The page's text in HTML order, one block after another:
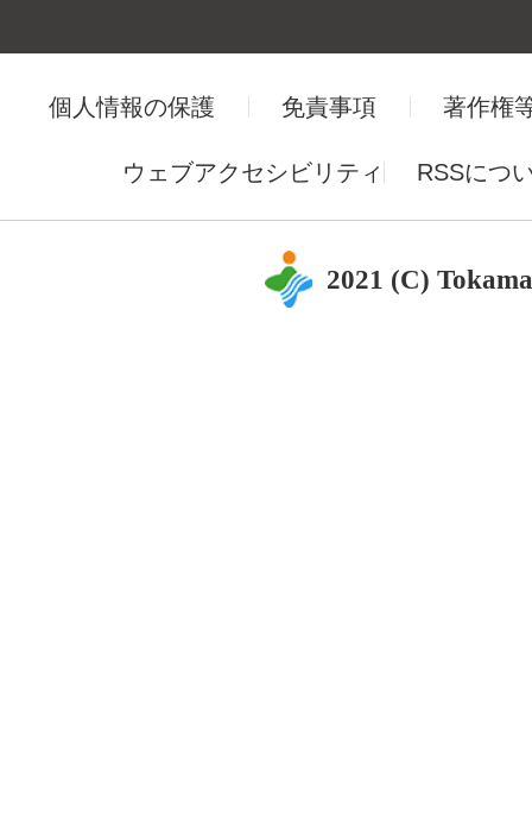
個人情報の保護 免責事項 著作権
ウェブアクセシビリティ RSSにつ
2021 (C)